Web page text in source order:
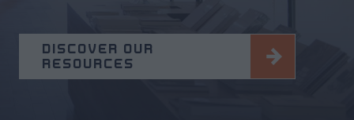
DISCOVER OUR
RESOURCES